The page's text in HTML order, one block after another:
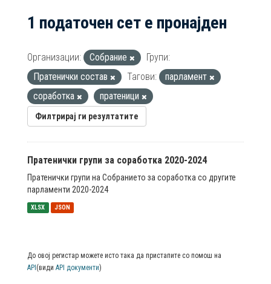
1 податочен сет е пронајден
Организации: Собрание
Групи:
Пратенички состав
Тагови:
парламент
соработка
пратеници
Филтрирај ги резултатите
Пратенички групи за соработка 2020-2024
Пратенички групи на Собранието за соработка со другите
парламенти 2020-2024
XLSX JSON
До овој регистар можете исто така да пристапите со помош на
API (види API документи)